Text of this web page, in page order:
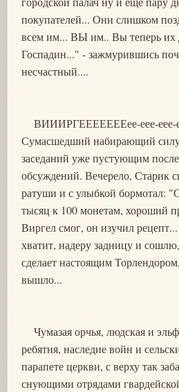
покупателей... Они слишком
всем им... ВЫ им.. Вы теперь их
Госпадин..." - зажмурившись
несчастный....
ВИИИРГЕЕЕЕЕЕЕее-еее-еее-
Сумасшедший набирающий силу
заседаний уже пустующим
обсуждений. Вечерело, Старик
ратуши и с улыбкой бормотал:
тысяц к 100 монетам, хороший
Виргел смог, он изучил
хватит, надеру задницу и
сделает настоящим
вышло...
Чумазая орчья, людская и
ребятня, наследие войн и
парапете церкви, с верху так
снующими отрядами